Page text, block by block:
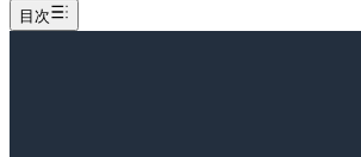
目次